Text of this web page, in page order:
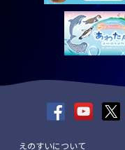
えのすいについて